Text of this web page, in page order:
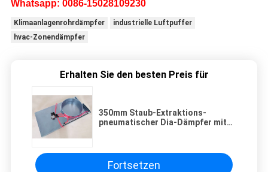
Whatsapp: 0086-15028109230
Klimaanlagenrohrdämpfer
industrielle Luftpuffer
hvac-Zonendämpfer
Erhalten Sie den besten Preis für
350mm Staub-Extraktions-
pneumatischer Dia-Dämpfer mit
Fortsetzen